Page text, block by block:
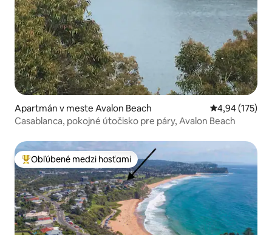
Apartmán v meste Avalon Beach Priemerné
4,94 (175)
Casablanca, pokojné útočisko pre páry, Avalon Beach
Najobľúbenejšie medzi hosťami
Obľúbené medzi hosťami